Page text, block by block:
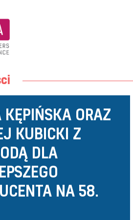
Management
ORAZ
KUBICKI Z
DLA
NA 58.